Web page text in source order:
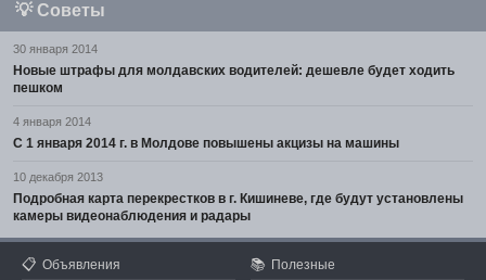
💡 Советы
30 января 2014
Новые штрафы для молдавских водителей: дешевле будет ходить
пешком
4 января 2014
С 1 января 2014 г. в Молдове повышены акцизы на машины
10 декабря 2013
Подробная карта перекрестков в г. Кишиневе, где будут установлены
камеры видеонаблюдения и радары
📋 Объявления 📚 Полезные